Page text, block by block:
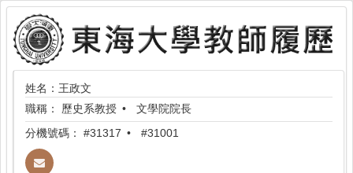
姓名：王政文
職稱： 歷史系教授
文學院院長
分機號碼： #31317 #31001